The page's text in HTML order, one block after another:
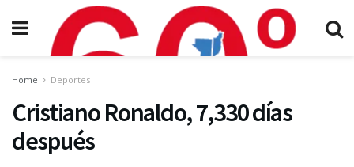
Home Deportes
Cristiano Ronaldo, 7,330 días
después